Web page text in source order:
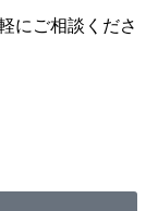
にご相談くださ